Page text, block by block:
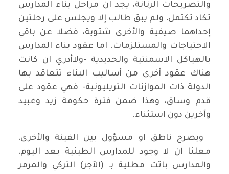
والتصريحات الرنانة، يجد ان مراحل بناء المدارس
تكاد تكتمل، ولم يبق طالب إلا ويجلس على رحلتين
إحداهما صيفية والأخرى شتوية، فضلا عن باقي
الاحتياجات والمستلزمات. اما عقود بناء المدارس
بالهياكل الاسمنتية والحديدية -ولاأدري ان كانت
هناك عقود أخرى من أساليب البناء تتعاقد بها
الدولة ذات الموازنات التريليونية- فهي عقود على
قدم وساق، وهذا ضمن فترة حكومة زيد وعبيد
وآخرين دون استثناء.
ويصرح ناطق او مسؤول بين الفينة والأخرى،
معلنا ان لا وجود للمدارس الطينية بعد اليوم،
والمدارس باتت مطلية بـ (الآجر) التركي والمرمر